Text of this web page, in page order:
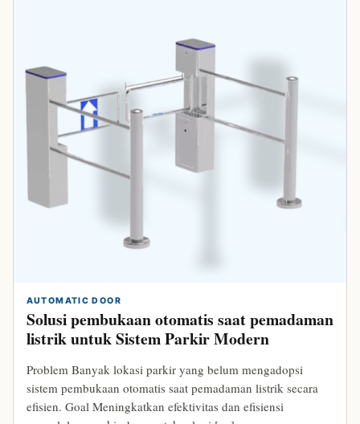
AUTOMATIC DOOR
Solusi pembukaan otomatis saat pemadaman
listrik untuk Sistem Parkir Modern
Problem Banyak lokasi parkir yang belum mengadopsi
sistem pembukaan otomatis saat pemadaman listrik secara
efisien. Goal Meningkatkan efektivitas dan efisiensi